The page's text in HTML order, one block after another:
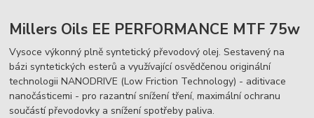
Millers Oils EE PERFORMANCE MTF 75w
Vysoce výkonný plně syntetický převodový olej. Sestavený na
bázi syntetických esterů a využívající osvědčenou originální
technologii NANODRIVE (Low Friction Technology) - aditivace
nanočásticemi - pro razantní snížení tření, maximální ochranu
součástí převodovky a snížení spotřeby paliva.